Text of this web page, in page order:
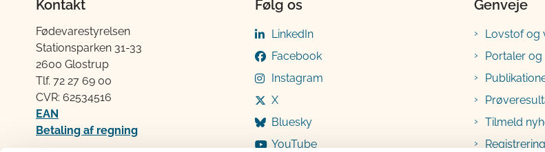
Kontakt
Fødevarestyrelsen
Stationsparken 31-33
2600 Glostrup
Tlf. 72 2​​​7 69 00
CVR: 62534516
EAN
Betaling af regning
Følg os
LinkedIn
Facebook
Instagram
X
Bluesky
YouTube
Genveje
Lovstof og
Portaler
Tilmeld